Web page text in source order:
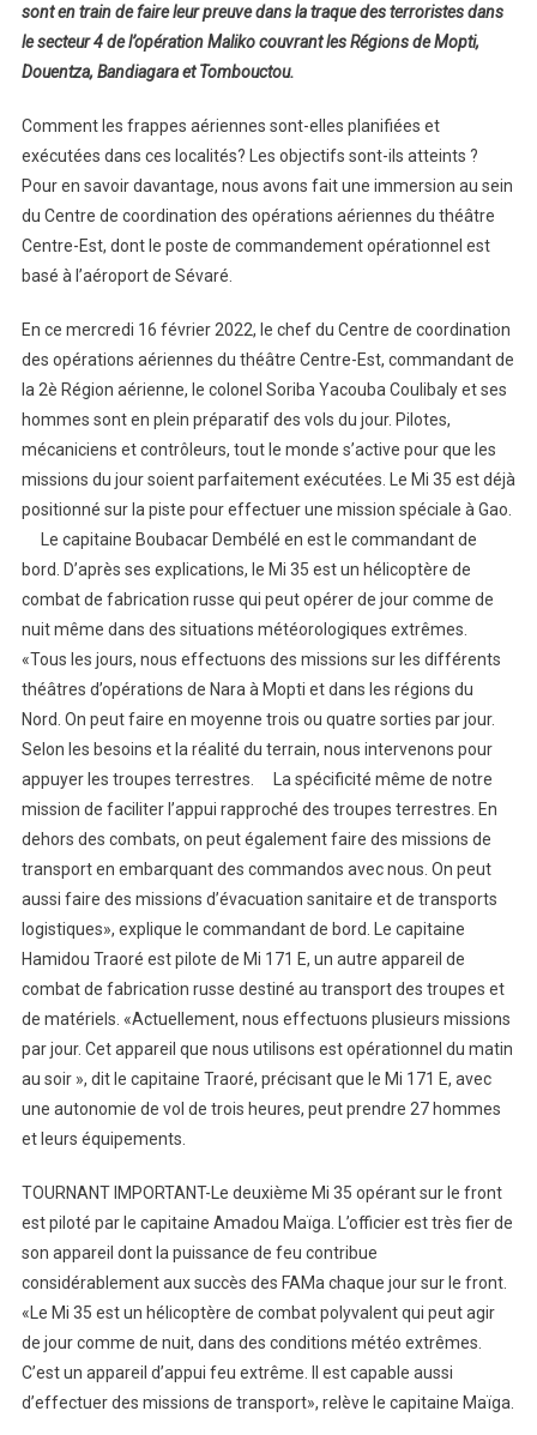
sont en train de faire leur preuve dans la traque des terroristes dans
le secteur 4 de l’opération Maliko couvrant les Régions de Mopti,
Douentza, Bandiagara et Tombouctou.
Comment les frappes aériennes sont-elles planifiées et
exécutées dans ces localités? Les objectifs sont-ils atteints ?
Pour en savoir davantage, nous avons fait une immersion au sein
du Centre de coordination des opérations aériennes du théâtre
Centre-Est, dont le poste de commandement opérationnel est
basé à l’aéroport de Sévaré.
En ce mercredi 16 février 2022, le chef du Centre de coordination
des opérations aériennes du théâtre Centre-Est, commandant de
la 2è Région aérienne, le colonel Soriba Yacouba Coulibaly et ses
hommes sont en plein préparatif des vols du jour. Pilotes,
mécaniciens et contrôleurs, tout le monde s’active pour que les
missions du jour soient parfaitement exécutées. Le Mi 35 est déjà
positionné sur la piste pour effectuer une mission spéciale à Gao.
Le capitaine Boubacar Dembélé en est le commandant de
bord. D’après ses explications, le Mi 35 est un hélicoptère de
combat de fabrication russe qui peut opérer de jour comme de
nuit même dans des situations météorologiques extrêmes.
«Tous les jours, nous effectuons des missions sur les différents
théâtres d’opérations de Nara à Mopti et dans les régions du
Nord. On peut faire en moyenne trois ou quatre sorties par jour.
Selon les besoins et la réalité du terrain, nous intervenons pour
appuyer les troupes terrestres. La spécificité même de notre
mission de faciliter l’appui rapproché des troupes terrestres. En
dehors des combats, on peut également faire des missions de
transport en embarquant des commandos avec nous. On peut
aussi faire des missions d’évacuation sanitaire et de transports
logistiques», explique le commandant de bord. Le capitaine
Hamidou Traoré est pilote de Mi 171 E, un autre appareil de
combat de fabrication russe destiné au transport des troupes et
de matériels. «Actuellement, nous effectuons plusieurs missions
par jour. Cet appareil que nous utilisons est opérationnel du matin
au soir », dit le capitaine Traoré, précisant que le Mi 171 E, avec
une autonomie de vol de trois heures, peut prendre 27 hommes
et leurs équipements.
TOURNANT IMPORTANT-Le deuxième Mi 35 opérant sur le front
est piloté par le capitaine Amadou Maïga. L’officier est très fier de
son appareil dont la puissance de feu contribue
considérablement aux succès des FAMa chaque jour sur le front.
«Le Mi 35 est un hélicoptère de combat polyvalent qui peut agir
de jour comme de nuit, dans des conditions météo extrêmes.
C’est un appareil d’appui feu extrême. Il est capable aussi
d’effectuer des missions de transport», relève le capitaine Maïga.